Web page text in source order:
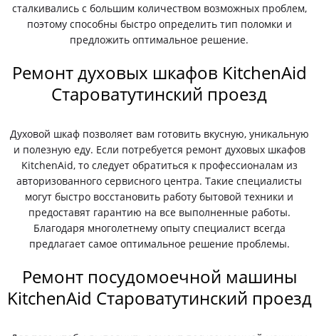
сталкивались с большим количеством возможных проблем,
поэтому способны быстро определить тип поломки и
предложить оптимальное решение.
Ремонт духовых шкафов KitchenAid
Староватутинский проезд
Духовой шкаф позволяет вам готовить вкусную, уникальную
и полезную еду. Если потребуется ремонт духовых шкафов
KitchenAid, то следует обратиться к профессионалам из
авторизованного сервисного центра. Такие специалисты
могут быстро восстановить работу бытовой техники и
предоставят гарантию на все выполненные работы.
Благодаря многолетнему опыту специалист всегда
предлагает самое оптимальное решение проблемы.
Ремонт посудомоечной машины
KitchenAid Староватутинский проезд